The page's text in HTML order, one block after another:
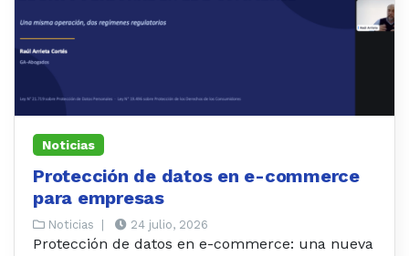
Noticias
Protección de datos en e-commerce
para empresas
Noticias 24 julio, 2026
Protección de datos en e-commerce: una nueva